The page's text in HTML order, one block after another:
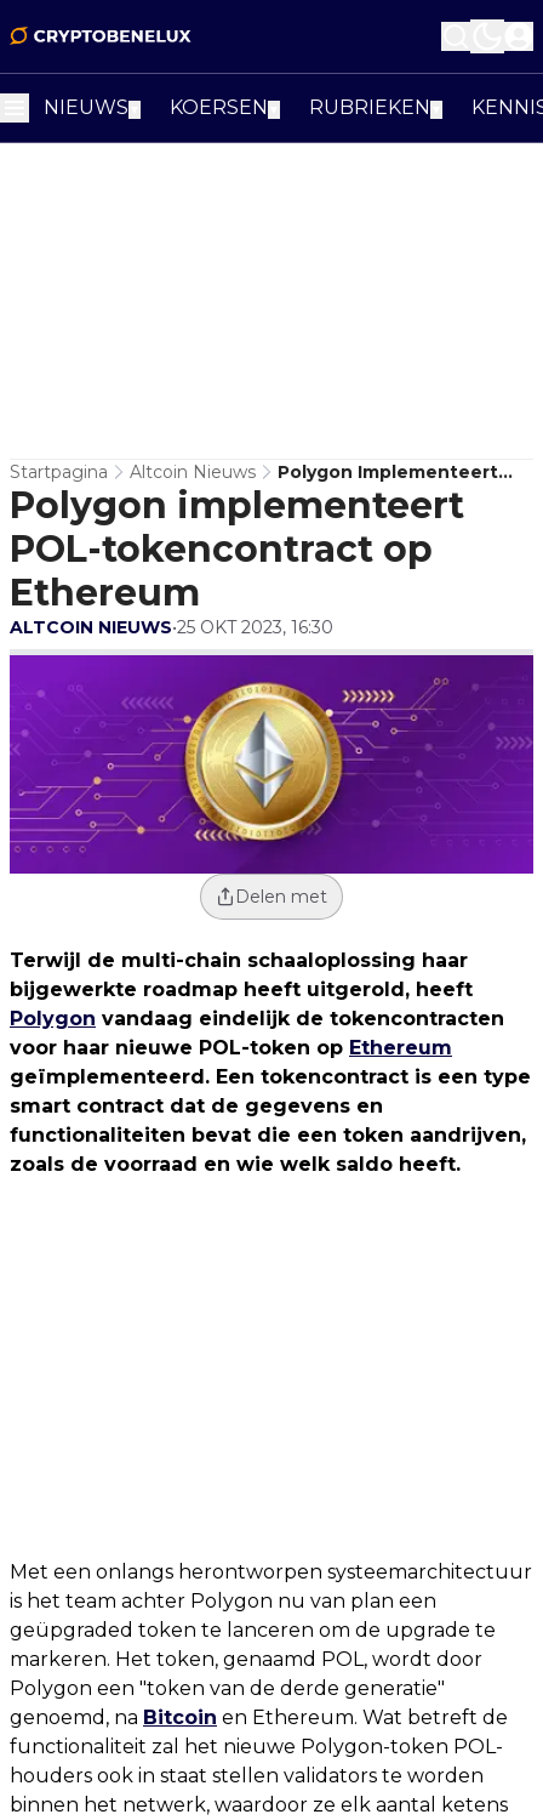
NIEUWS KOERSEN RUBRIEKEN
Startpagina Altcoin Nieuws
Polygon Implementeert
POL-Tokencontract Op
Ethereum
Polygon implementeert
POL-tokencontract op
Ethereum
ALTCOIN NIEUWS•25 OKT 2023, 16:30
Delen met
Terwijl de multi-chain schaaloplossing haar
bijgewerkte roadmap heeft uitgerold, heeft
Polygon vandaag eindelijk de tokencontracten
voor haar nieuwe POL-token op Ethereum
geïmplementeerd. Een tokencontract is een type
smart contract dat de gegevens en
functionaliteiten bevat die een token aandrijven,
zoals de voorraad en wie welk saldo heeft.
Met een onlangs herontworpen systeemarchitectuur
is het team achter Polygon nu van plan een
geüpgraded token te lanceren om de upgrade te
markeren. Het token, genaamd POL, wordt door
Polygon een "token van de derde generatie"
genoemd, na Bitcoin en Ethereum. Wat betreft de
functionaliteit zal het nieuwe Polygon-token POL-
houders ook in staat stellen validators te worden
binnen het netwerk, waardoor ze elk aantal ketens